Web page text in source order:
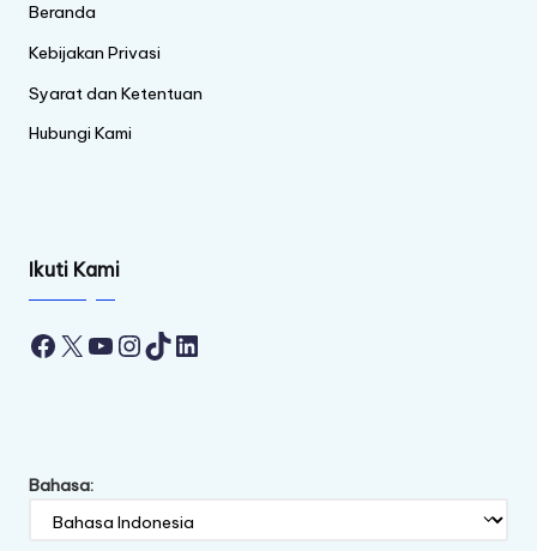
Beranda
Kebijakan Privasi
Syarat dan Ketentuan
Hubungi Kami
Ikuti Kami
Facebook
X YouTube
Instagram
TikTok
LinkedIn
Bahasa: